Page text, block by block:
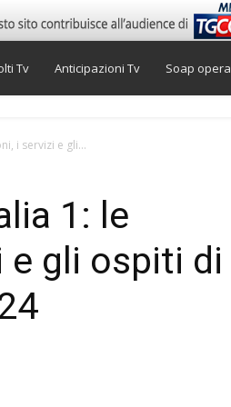
Tv Anticipazioni Tv Soap opera
i servizi e gli...
1: le
e gli ospiti di